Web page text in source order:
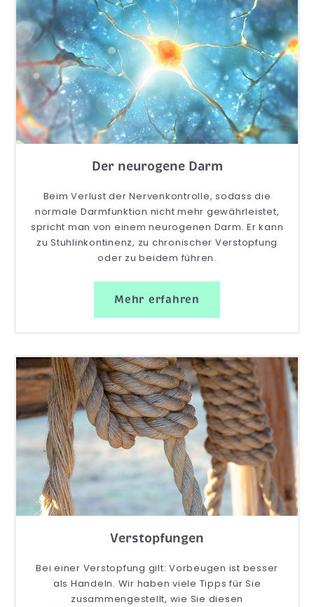
Der neurogene Darm
Beim Verlust der Nervenkontrolle, sodass die
normale Darmfunktion nicht mehr gewährleistet,
spricht man von einem neurogenen Darm. Er kann
zu Stuhlinkontinenz, zu chronischer Verstopfung
oder zu beidem führen.
Mehr erfahren
Verstopfungen
Bei einer Verstopfung gilt: Vorbeugen ist besser
als Handeln. Wir haben viele Tipps für Sie
zusammengestellt, wie Sie diesen